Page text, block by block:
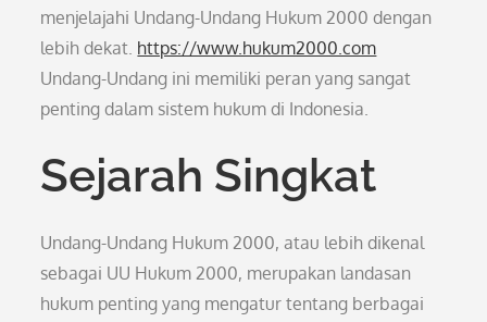
menjelajahi Undang-Undang Hukum 2000 dengan
lebih dekat. https://www.hukum2000.com
Undang-Undang ini memiliki peran yang sangat
penting dalam sistem hukum di Indonesia.
Sejarah Singkat
Undang-Undang Hukum 2000, atau lebih dikenal
sebagai UU Hukum 2000, merupakan landasan
hukum penting yang mengatur tentang berbagai